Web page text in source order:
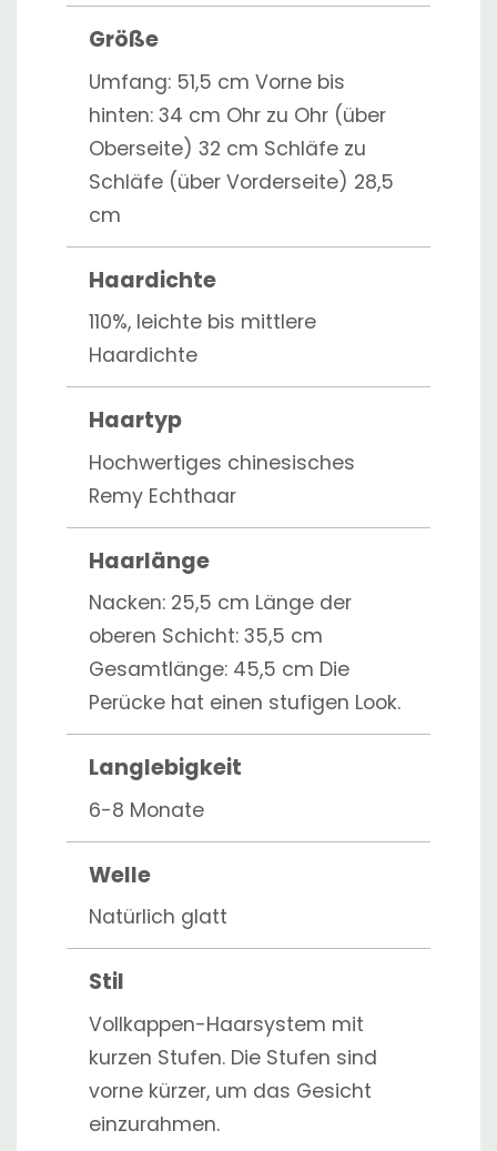
Größe
Umfang: 51,5 cm Vorne bis
hinten: 34 cm Ohr zu Ohr (über
Oberseite) 32 cm Schläfe zu
Schläfe (über Vorderseite) 28,5
cm
Haardichte
110%, leichte bis mittlere
Haardichte
Haartyp
Hochwertiges chinesisches
Remy Echthaar
Haarlänge
Nacken: 25,5 cm Länge der
oberen Schicht: 35,5 cm
Gesamtlänge: 45,5 cm Die
Perücke hat einen stufigen Look.
Langlebigkeit
6-8 Monate
Welle
Natürlich glatt
Stil
Vollkappen-Haarsystem mit
kurzen Stufen. Die Stufen sind
vorne kürzer, um das Gesicht
einzurahmen.